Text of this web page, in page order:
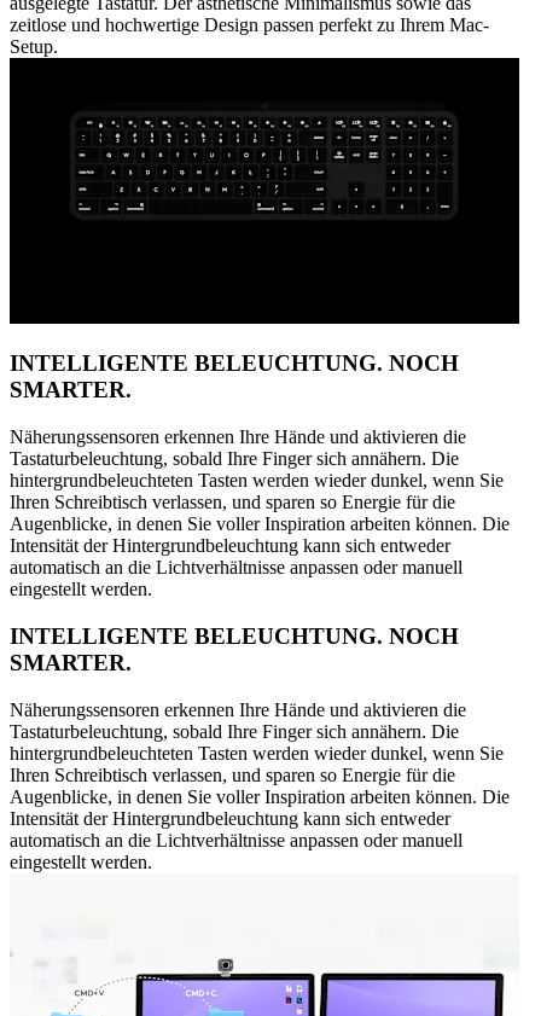
zeitlose und hochwertige Design passen perfekt zu Ihrem Mac-
Setup.
INTELLIGENTE BELEUCHTUNG. NOCH
SMARTER.
Näherungssensoren erkennen Ihre Hände und aktivieren die
Tastaturbeleuchtung, sobald Ihre Finger sich annähern. Die
hintergrundbeleuchteten Tasten werden wieder dunkel, wenn Sie
Ihren Schreibtisch verlassen, und sparen so Energie für die
Augenblicke, in denen Sie voller Inspiration arbeiten können. Die
Intensität der Hintergrundbeleuchtung kann sich entweder
automatisch an die Lichtverhältnisse anpassen oder manuell
eingestellt werden.
INTELLIGENTE BELEUCHTUNG. NOCH
SMARTER.
Näherungssensoren erkennen Ihre Hände und aktivieren die
Tastaturbeleuchtung, sobald Ihre Finger sich annähern. Die
hintergrundbeleuchteten Tasten werden wieder dunkel, wenn Sie
Ihren Schreibtisch verlassen, und sparen so Energie für die
Augenblicke, in denen Sie voller Inspiration arbeiten können. Die
Intensität der Hintergrundbeleuchtung kann sich entweder
automatisch an die Lichtverhältnisse anpassen oder manuell
eingestellt werden.